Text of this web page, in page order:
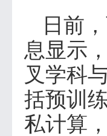
日前
息显示
叉学科
括预训
私计算